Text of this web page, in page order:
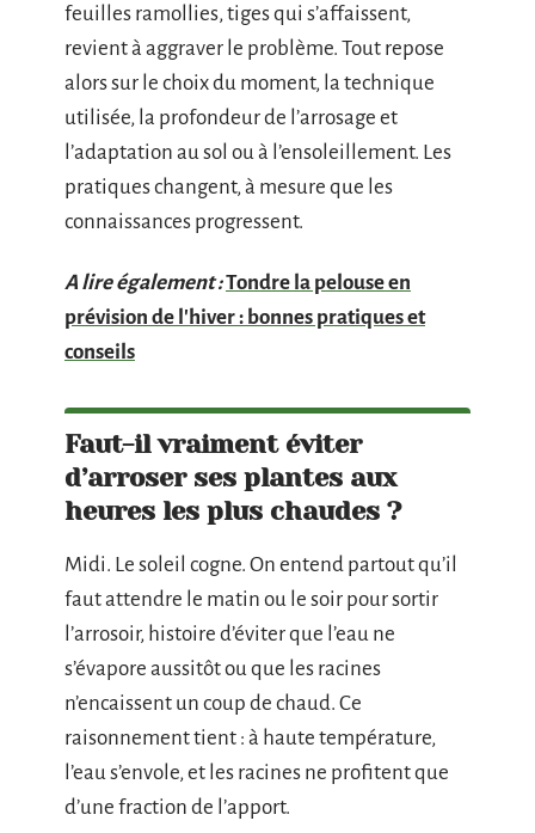
feuilles ramollies, tiges qui s’affaissent,
revient à aggraver le problème. Tout repose
alors sur le choix du moment, la technique
utilisée, la profondeur de l’arrosage et
l’adaptation au sol ou à l’ensoleillement. Les
pratiques changent, à mesure que les
connaissances progressent.
A lire également :Tondre la pelouse en
prévision de l'hiver : bonnes pratiques et
conseils
Faut-il vraiment éviter
d’arroser ses plantes aux
heures les plus chaudes ?
Midi. Le soleil cogne. On entend partout qu’il
faut attendre le matin ou le soir pour sortir
l’arrosoir, histoire d’éviter que l’eau ne
s’évapore aussitôt ou que les racines
n’encaissent un coup de chaud. Ce
raisonnement tient : à haute température,
l’eau s’envole, et les racines ne profitent que
d’une fraction de l’apport.